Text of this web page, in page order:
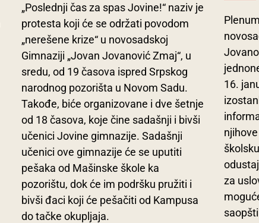
„Poslednji čas za spas Jovine!“ naziv je
protesta koji će se održati povodom
„nerešene krize“ u novosadskoj
Gimnaziji „Jovan Jovanović Zmaj“, u
sredu, od 19 časova ispred Srpskog
narodnog pozorišta u Novom Sadu.
Takođe, biće organizovane i dve šetnje
od 18 časova, koje čine sadašnji i bivši
učenici Jovine gimnazije. Sadašnji
učenici ove gimnazije će se uputiti
pešaka od Mašinske škole ka
pozorištu, dok će im podršku pružiti i
bivši đaci koji će pešačiti od Kampusa
do tačke okupljaja.
16.
za